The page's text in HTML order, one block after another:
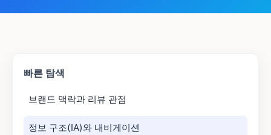
빠른 탐색
브랜드 맥락과 리뷰 관점
정보 구조(IA)와 내비게이션